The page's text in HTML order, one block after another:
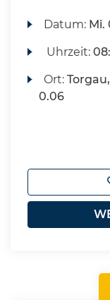
Datum: Mi.
Uhrzeit:
Ort:
0.06